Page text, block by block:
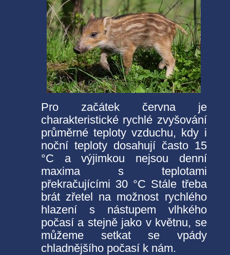
Pro začátek června je
charakteristické rychlé zvyšování
průměrné teploty vzduchu, kdy i
noční teploty dosahují často 15
°C a výjimkou nejsou denní
maxima s teplotami
překračujícími 30 °C Stále třeba
brát zřetel na možnost rychlého
hlazení s nástupem vlhkého
počasí a stejně jako v květnu, se
můžeme setkat se vpády
chladnějšího počasí k nám.